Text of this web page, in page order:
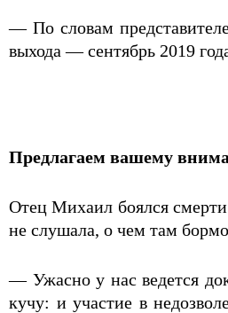
— По словам
выхода — сентябрь 2019
Предлагаем вашему
Отец Михаил боялся
не слушала, о чем там
— Ужасно у нас ведется
кучу: и участие в